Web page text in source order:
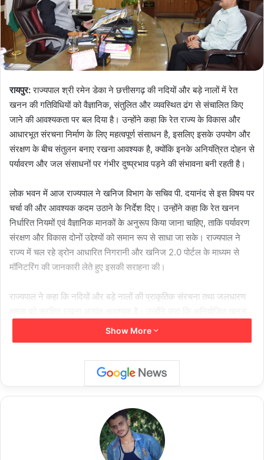
रायपुर:राज्यपाल श्री रमेन डेका ने छत्तीसगढ़ की नदियों और बड़े नालों में रेत
खनन की गतिविधियों को वैज्ञानिक, संतुलित और व्यवस्थित ढंग से संचालित किए
जाने की आवश्यकता पर बल दिया है। उन्होंने कहा कि रेत राज्य के विकास और
आधारभूत संरचना निर्माण के लिए महत्वपूर्ण संसाधन है, इसलिए इसके उपयोग और
संरक्षण के बीच संतुलन बनाए रखना आवश्यक है, क्योंकि इनके अनियंत्रित दोहन से
पर्यावरण और जल संसाधनों पर गंभीर दुष्प्रभाव पड़ने की संभावना बनी रहती है।
लोक भवन में आज राज्यपाल ने खनिज विभाग के सचिव पी. दयानंद से इस विषय पर
चर्चा की और आवश्यक कदम उठाने के निर्देश दिए। उन्होंने कहा कि रेत खनन
निर्धारित नियमों एवं वैज्ञानिक मानकों के अनुरूप किया जाना चाहिए, ताकि पर्यावरण
संरक्षण और विकास दोनों उद्देश्यों को समान रूप से साधा जा सके। राज्यपाल ने
राज्य में चल रहे ड्रोन आधारित निगरानी और खनिज 2.0 पोर्टल के माध्यम से
मॉनिटरिंग की जानकारी लेते हुए इसकी सराहना की।
राज्यपाल ने कहा कि नदियों और बड़े नालों की प्राकृतिक संरचना तथा जलधारण
गतिविधियों से नदी तटों, भू-जल स्तर और स्थानीय पारिस्थितिकी पर प्रभाव पड़
सकता है। इसलिए खनन कार्यों की नियमित निगरानी और अवैध खनन पर प्रभावी
उन्होंने कहा कि नदियों एवं जलस्रोतों की क्षमता बढ़ाने तथा भू-जल संरक्षण के लिए
दीर्घकालिक और समन्वित प्रयास किए जाने की आवश्यकता है।
राज्यपाल ने निर्देश दिए कि रेत खनन से संबंधित क्षेत्रों का वैज्ञानिक अध्ययन
कराया जाए। उन्होंने कहा कि आवश्यकता पड़ने पर भारतीय प्रौद्योगिकी संस्थान
Show More